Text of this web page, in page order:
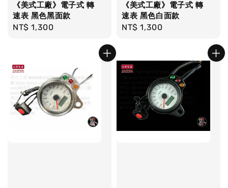
《美式工廠》電子式 轉
速表 黑色黑面款
Regular
NT$ 1,300
《美式工廠》電子式 轉
速表 黑色白面款
Regular
NT$ 1,300